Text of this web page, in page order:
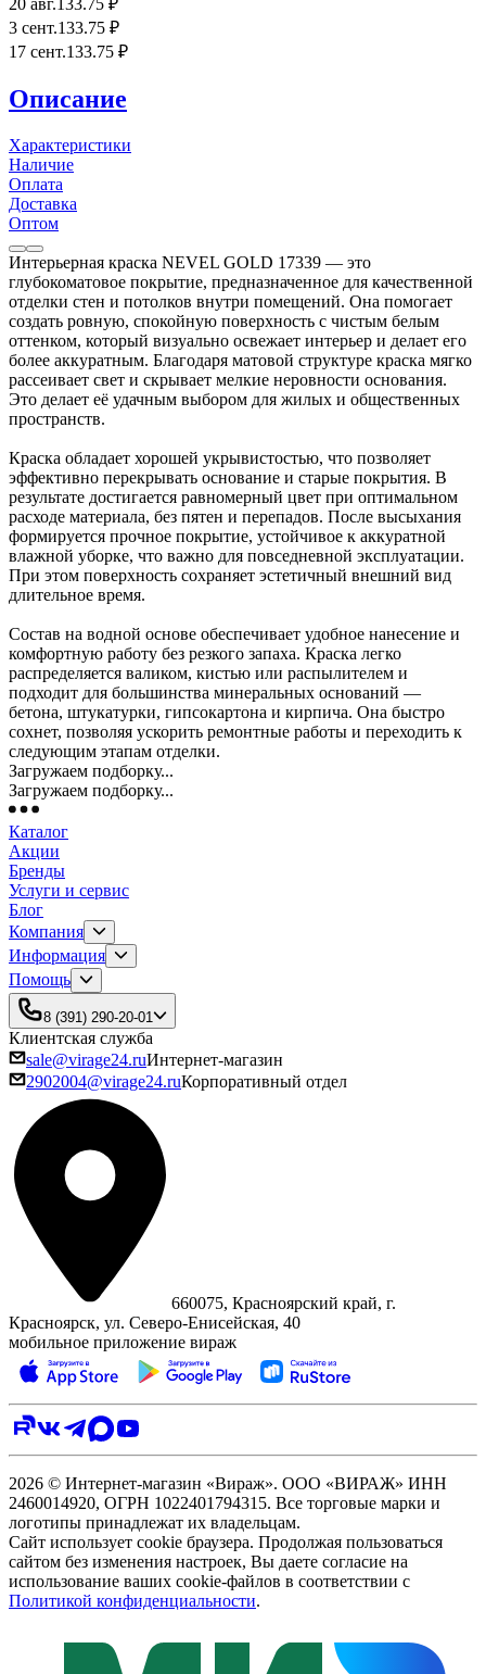
3 сент.133.75 ₽
17 сент.133.75 ₽
Описание
Характеристики
Наличие
Оплата
Доставка
Оптом
Интерьерная краска NEVEL GOLD 17339 — это
глубокоматовое покрытие, предназначенное для качественной
отделки стен и потолков внутри помещений. Она помогает
создать ровную, спокойную поверхность с чистым белым
оттенком, который визуально освежает интерьер и делает его
более аккуратным. Благодаря матовой структуре краска мягко
рассеивает свет и скрывает мелкие неровности основания.
Это делает её удачным выбором для жилых и общественных
пространств.
Краска обладает хорошей укрывистостью, что позволяет
эффективно перекрывать основание и старые покрытия. В
результате достигается равномерный цвет при оптимальном
расходе материала, без пятен и перепадов. После высыхания
формируется прочное покрытие, устойчивое к аккуратной
влажной уборке, что важно для повседневной эксплуатации.
При этом поверхность сохраняет эстетичный внешний вид
длительное время.
Состав на водной основе обеспечивает удобное нанесение и
комфортную работу без резкого запаха. Краска легко
распределяется валиком, кистью или распылителем и
подходит для большинства минеральных оснований —
бетона, штукатурки, гипсокартона и кирпича. Она быстро
сохнет, позволяя ускорить ремонтные работы и переходить к
следующим этапам отделки.
Загружаем подборку...
Загружаем подборку...
Каталог
Акции
Бренды
Услуги и сервис
Блог
Компания
Информация
Помощь
8 (391) 290-20-01
Клиентская служба
sale@virage24.ruИнтернет-магазин
2902004@virage24.ruКорпоративный отдел
660075, Красноярский край, г.
Красноярск, ул. Северо‑Енисейская, 40
мобильное приложение вираж
2026 © Интернет-магазин «Вираж». ООО «ВИРАЖ» ИНН
2460014920, ОГРН 1022401794315. Все торговые марки и
логотипы принадлежат их владельцам.
Сайт использует cookie браузера. Продолжая пользоваться
сайтом без изменения настроек, Вы даете согласие на
использование ваших cookie-файлов в соответствии с
Политикой конфиденциальности.